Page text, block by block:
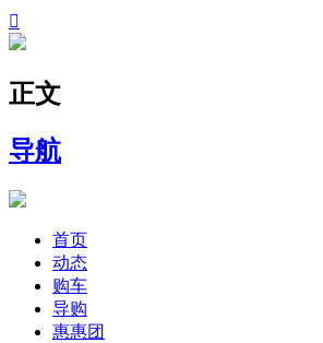

正文
导航
首页
动态
购车
导购
惠惠团